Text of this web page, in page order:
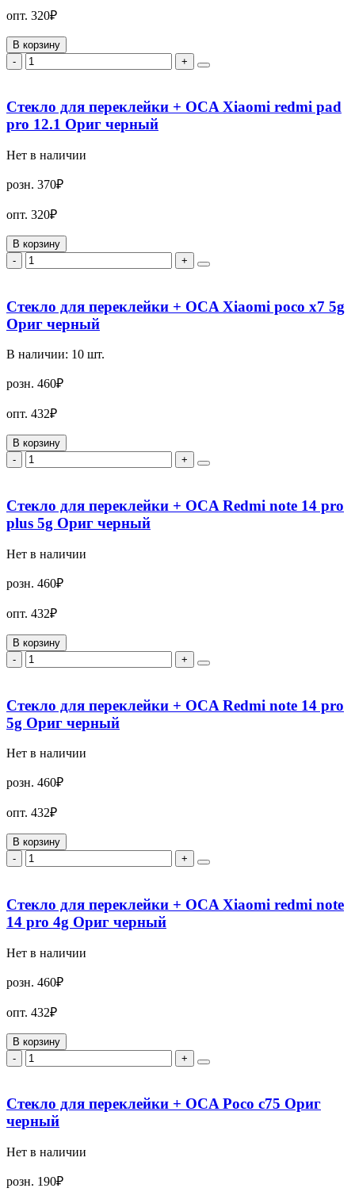
опт. 320₽
В корзину
-
+
Стекло для переклейки + OCA Xiaomi redmi pad
pro 12.1 Ориг черный
Нет в наличии
розн. 370₽
опт. 320₽
В корзину
-
+
Стекло для переклейки + OCA Xiaomi poco x7 5g
Ориг черный
В наличии: 10 шт.
розн. 460₽
опт. 432₽
В корзину
-
+
Стекло для переклейки + OCA Redmi note 14 pro
plus 5g Ориг черный
Нет в наличии
розн. 460₽
опт. 432₽
В корзину
-
+
Стекло для переклейки + OCA Redmi note 14 pro
5g Ориг черный
Нет в наличии
розн. 460₽
опт. 432₽
В корзину
-
+
Стекло для переклейки + OCA Xiaomi redmi note
14 pro 4g Ориг черный
Нет в наличии
розн. 460₽
опт. 432₽
В корзину
-
+
Стекло для переклейки + OCA Poco c75 Ориг
черный
Нет в наличии
розн. 190₽